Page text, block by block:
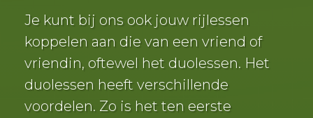
Je kunt bij ons ook jouw rijlessen
koppelen aan die van een vriend of
vriendin, oftewel het duolessen. Het
duolessen heeft verschillende
voordelen. Zo is het ten eerste